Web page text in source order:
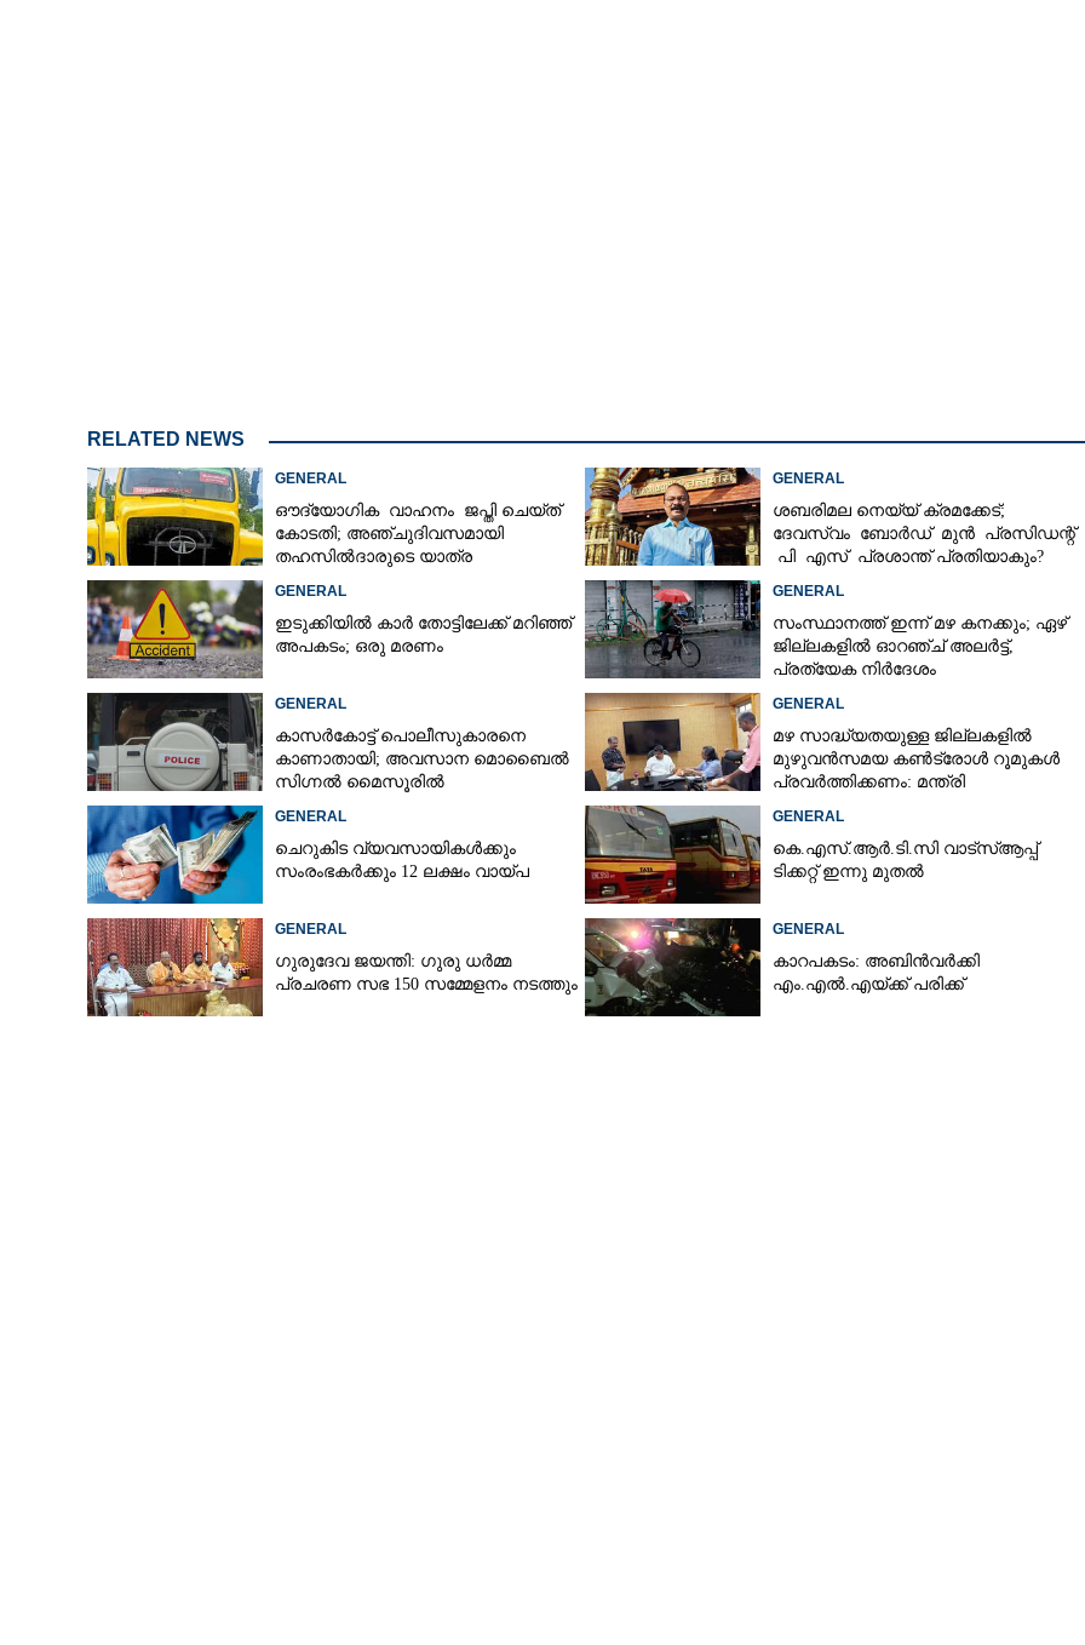
RELATED NEWS
GENERAL
ഔദ്യോഗിക വാഹനം ജപ്തി ചെയ്ത്
കോടതി; അഞ്ചുദിവസമായി
തഹസിൽദാരുടെ യാത്ര
GENERAL
ശബരിമല നെയ്യ് ക്രമക്കേട്;
ദേവസ്വം ബോർഡ് മുൻ പ്രസിഡന്റ്
പി എസ് പ്രശാന്ത് പ്രതിയാകും?
GENERAL
ഇടുക്കിയിൽ കാർ തോട്ടിലേക്ക് മറിഞ്ഞ്
അപകടം; ഒരു മരണം
GENERAL
സംസ്ഥാനത്ത് ഇന്ന് മഴ കനക്കും; ഏഴ്
ജില്ലകളിൽ ഓറഞ്ച് അലർട്ട്,
പ്രത്യേക നിർദേശം
GENERAL
കാസർകോട്ട് പൊലീസുകാരനെ
കാണാതായി; അവസാന മൊബൈൽ
സിഗ്നൽ മൈസൂരിൽ
GENERAL
മഴ സാദ്ധ്യതയുള്ള ജില്ലകളിൽ
മുഴുവൻസമയ കൺട്രോൾ റൂമുകൾ
പ്രവർത്തിക്കണം: മന്ത്രി
GENERAL
ചെറുകിട വ്യവസായികൾക്കും
സംരംഭകർക്കും 12 ലക്ഷം വായ്പ
GENERAL
കെ.എസ്.ആർ.ടി.സി വാട്സ്ആപ്പ്
ടിക്കറ്റ് ഇന്നു മുതൽ
GENERAL
ഗുരുദേവ ജയന്തി: ഗുരു ധർമ്മ
പ്രചരണ സഭ 150 സമ്മേളനം നടത്തും
GENERAL
കാറപകടം: അബിൻവർക്കി
എം.എൽ.എയ്ക്ക് പരിക്ക്